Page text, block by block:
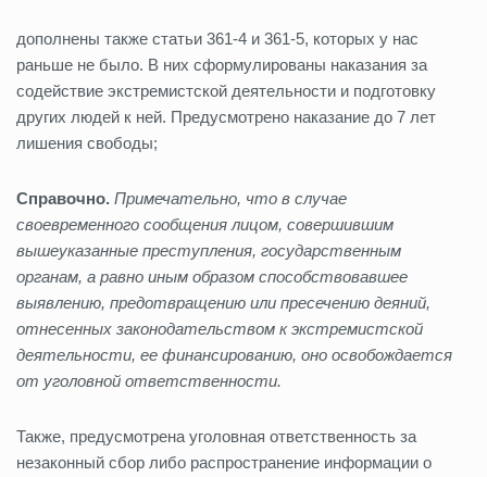
дополнены также статьи 361-4 и 361-5, которых у нас
раньше не было. В них сформулированы наказания за
содействие экстремистской деятельности и подготовку
других людей к ней. Предусмотрено наказание до 7 лет
лишения свободы;
Справочно. Примечательно, что в случае
своевременного сообщения лицом, совершившим
вышеуказанные преступления, государственным
органам, а равно иным образом способствовавшее
выявлению, предотвращению или пресечению деяний,
отнесенных законодательством к экстремистской
деятельности, ее финансированию, оно освобождается
от уголовной ответственности.
Также, предусмотрена уголовная ответственность за
незаконный сбор либо распространение информации о